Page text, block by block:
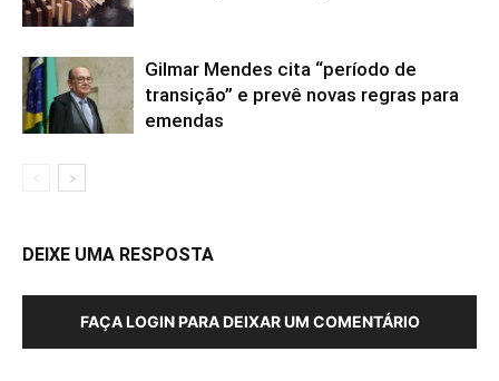
Gilmar Mendes cita “período de
transição” e prevê novas regras para
emendas
DEIXE UMA RESPOSTA
FAÇA LOGIN PARA DEIXAR UM COMENTÁRIO